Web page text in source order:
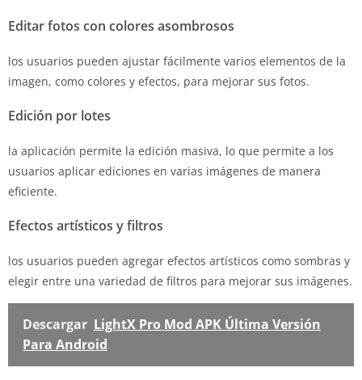
Editar fotos con colores asombrosos
los usuarios pueden ajustar fácilmente varios elementos de la
imagen, como colores y efectos, para mejorar sus fotos.
Edición por lotes
la aplicación permite la edición masiva, lo que permite a los
usuarios aplicar ediciones en varias imágenes de manera
eficiente.
Efectos artísticos y filtros
los usuarios pueden agregar efectos artísticos como sombras y
elegir entre una variedad de filtros para mejorar sus imágenes.
Descargar LightX Pro Mod APK Última Versión
Para Android